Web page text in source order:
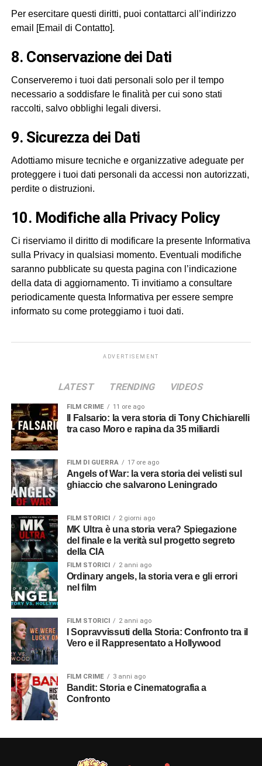
Per esercitare questi diritti, puoi contattarci all’indirizzo
email [Email di Contatto].
8. Conservazione dei Dati
Conserveremo i tuoi dati personali solo per il tempo
necessario a soddisfare le finalità per cui sono stati
raccolti, salvo obblighi legali diversi.
9. Sicurezza dei Dati
Adottiamo misure tecniche e organizzative adeguate per
proteggere i tuoi dati personali da accessi non autorizzati,
perdite o distruzioni.
10. Modifiche alla Privacy Policy
Ci riserviamo il diritto di modificare la presente Informativa
sulla Privacy in qualsiasi momento. Eventuali modifiche
saranno pubblicate su questa pagina con l’indicazione
della data di aggiornamento. Ti invitiamo a consultare
periodicamente questa Informativa per essere sempre
informato su come proteggiamo i tuoi dati.
ADVERTISEMENT
LATEST TRENDING VIDEOS
FILM CRIME 11 ore ago
tra caso Moro e rapina da 35 miliardi
FILM DI GUERRA 17 ore ago
Angels of War: la vera storia dei velisti sul
ghiaccio che salvarono Leningrado
FILM STORICI 2 giorni ago
MK Ultra è una storia vera? Spiegazione
del finale e la verità sul progetto segreto
della CIA
FILM STORICI 2 anni ago
Ordinary angels, la storia vera e gli errori
nel film
FILM STORICI 2 anni ago
Vero e il Rappresentato a Hollywood
FILM CRIME 3 anni ago
Bandit: Storia e Cinematografia a
Confronto